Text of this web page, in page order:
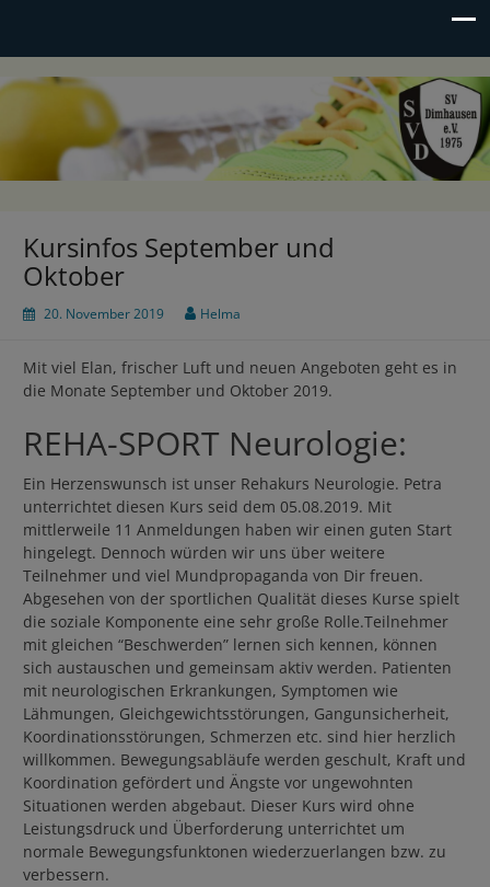
SV Dimhausen e.V.
Sportverein seit 1975
Kursinfos September und
Oktober
20. November 2019 Helma
Mit viel Elan, frischer Luft und neuen Angeboten geht es in
die Monate September und Oktober 2019.
REHA-SPORT Neurologie:
Ein Herzenswunsch ist unser Rehakurs Neurologie. Petra
unterrichtet diesen Kurs seid dem 05.08.2019. Mit
mittlerweile 11 Anmeldungen haben wir einen guten Start
hingelegt. Dennoch würden wir uns über weitere
Teilnehmer und viel Mundpropaganda von Dir freuen.
Abgesehen von der sportlichen Qualität dieses Kurse spielt
die soziale Komponente eine sehr große Rolle.Teilnehmer
mit gleichen “Beschwerden” lernen sich kennen, können
sich austauschen und gemeinsam aktiv werden. Patienten
mit neurologischen Erkrankungen, Symptomen wie
Lähmungen, Gleichgewichtsstörungen, Gangunsicherheit,
Koordinationsstörungen, Schmerzen etc. sind hier herzlich
willkommen. Bewegungsabläufe werden geschult, Kraft und
Koordination gefördert und Ängste vor ungewohnten
Situationen werden abgebaut. Dieser Kurs wird ohne
Leistungsdruck und Überforderung unterrichtet um
normale Bewegungsfunktonen wiederzuerlangen bzw. zu
verbessern.